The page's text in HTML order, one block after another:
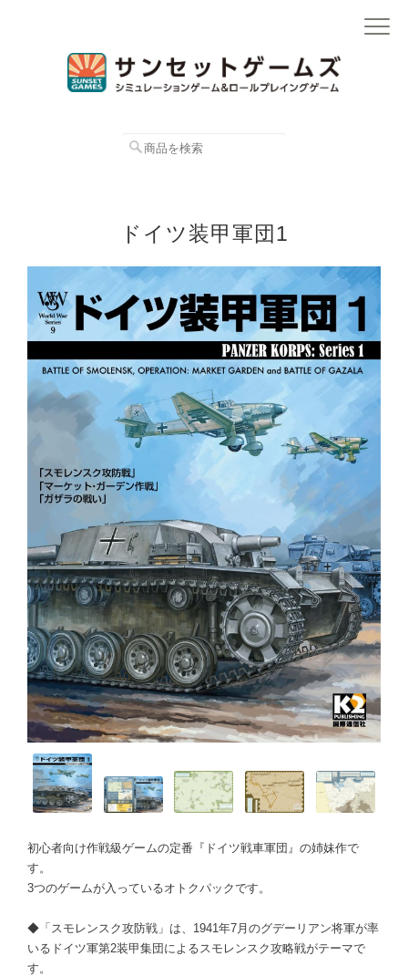
ドイツ装甲軍団1
初心者向け作戦級ゲームの定番『ドイツ戦車軍団』の姉妹作で
す。
3つのゲームが入っているオトクパックです。
◆「スモレンスク攻防戦」は、1941年7月のグデーリアン将軍が率
いるドイツ軍第2装甲集団によるスモレンスク攻略戦がテーマで
す。